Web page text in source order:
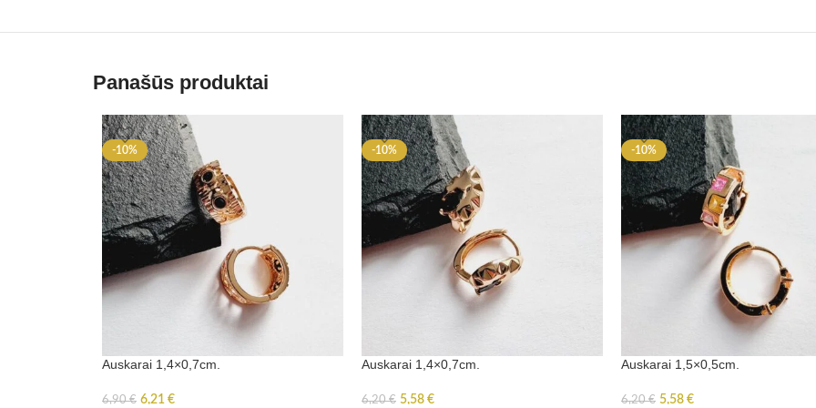
Panašūs produktai
-10%
Auskarai 1,4×0,7cm.
6,90€ 6,21 €
-10%
Auskarai 1,4×0,7cm.
6,20€ 5,58 €
-10%
Auskarai 1,5×0,5cm.
6,20€ 5,58 €